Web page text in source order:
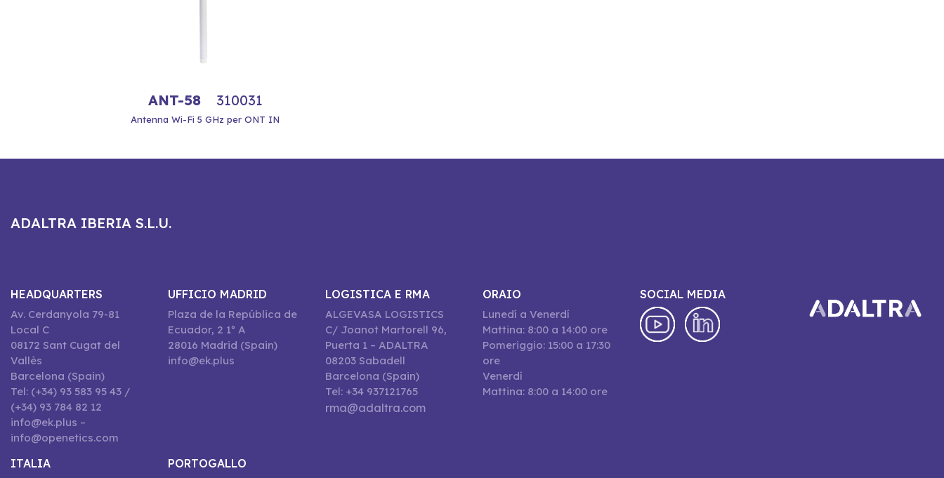
ANT-58 310031
Antenna Wi-Fi 5 GHz per ONT IN
ADALTRA IBERIA S.L.U.
HEADQUARTERS
Av. Cerdanyola 79-81
Local C
08172 Sant Cugat del
Vallès
Barcelona (Spain)
Tel: (+34) 93 583 95 43 /
(+34) 93 784 82 12
info@ek.plus –
info@openetics.com
UFFICIO MADRID
Plaza de la República de
Ecuador, 2 1º A
28016 Madrid (Spain)
info@ek.plus
LOGISTICA E RMA
ALGEVASA LOGISTICS
C/ Joanot Martorell 96,
Puerta 1 – ADALTRA
08203 Sabadell
Barcelona (Spain)
Tel: +34 937121765
rma@adaltra.com
ORAIO
Lunedí a Venerdí
Mattina: 8:00 a 14:00 ore
Pomeriggio: 15:00 a 17:30
ore
Venerdí
Mattina: 8:00 a 14:00 ore
SOCIAL MEDIA
ITALIA PORTOGALLO